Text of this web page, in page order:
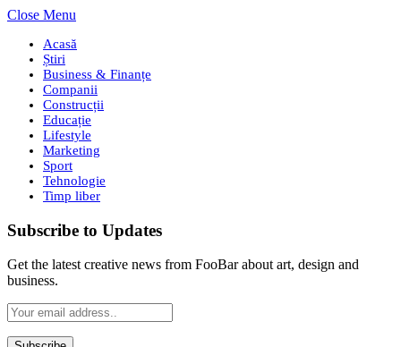
Close Menu
Acasă
Știri
Business & Finanțe
Companii
Construcții
Educație
Lifestyle
Marketing
Sport
Tehnologie
Timp liber
Subscribe to Updates
Get the latest creative news from FooBar about art, design and
business.